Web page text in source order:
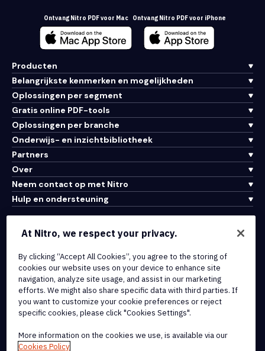
Ontvang Nitro PDF voor Mac Ontvang Nitro PDF voor iPhone
Producten
Belangrijkste kenmerken en mogelijkheden
Oplossingen per segment
Gratis online PDF-tools
Oplossingen per branche
Onderwijs- en inzichtbibliotheek
Partners
Over
Neem contact op met Nitro
Hulp en ondersteuning
Integraties en API-connectiviteit
Cookiebeleid
Copyrightbeleid
Alle voorwaarden en beleidsmaatregelen
© 2026 Nitro Software, Inc. Inc. Alle rechten voorbehouden.
Nitro, het Nitro-logo, Nitro Productivity Platform, Nitro PDF Pro, Nitro
At Nitro, we respect your privacy.
By clicking “Accept All Cookies”, you agree to the storing of
cookies our website uses on your device to enhance site
navigation, analyze site usage, and assist in our marketing
efforts. We might also share specific data with third parties. If
you want to customize your cookie preferences or reject
specific cookies, please click "Cookies Settings".
More information on the cookies we use, is available via our
Cookies Policy